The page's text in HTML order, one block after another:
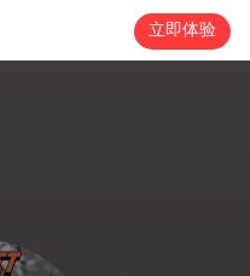
立即体验